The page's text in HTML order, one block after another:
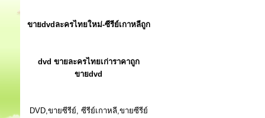
ขายdvdละครไทยใหม่-ซีรีย์เกาหลีถูก
dvd ขายละครไทยเก่าราคาถูก
ขายdvd
DVD,ขายซีรีย์, ซีรีย์เกาหลี,ขายซีรีย์